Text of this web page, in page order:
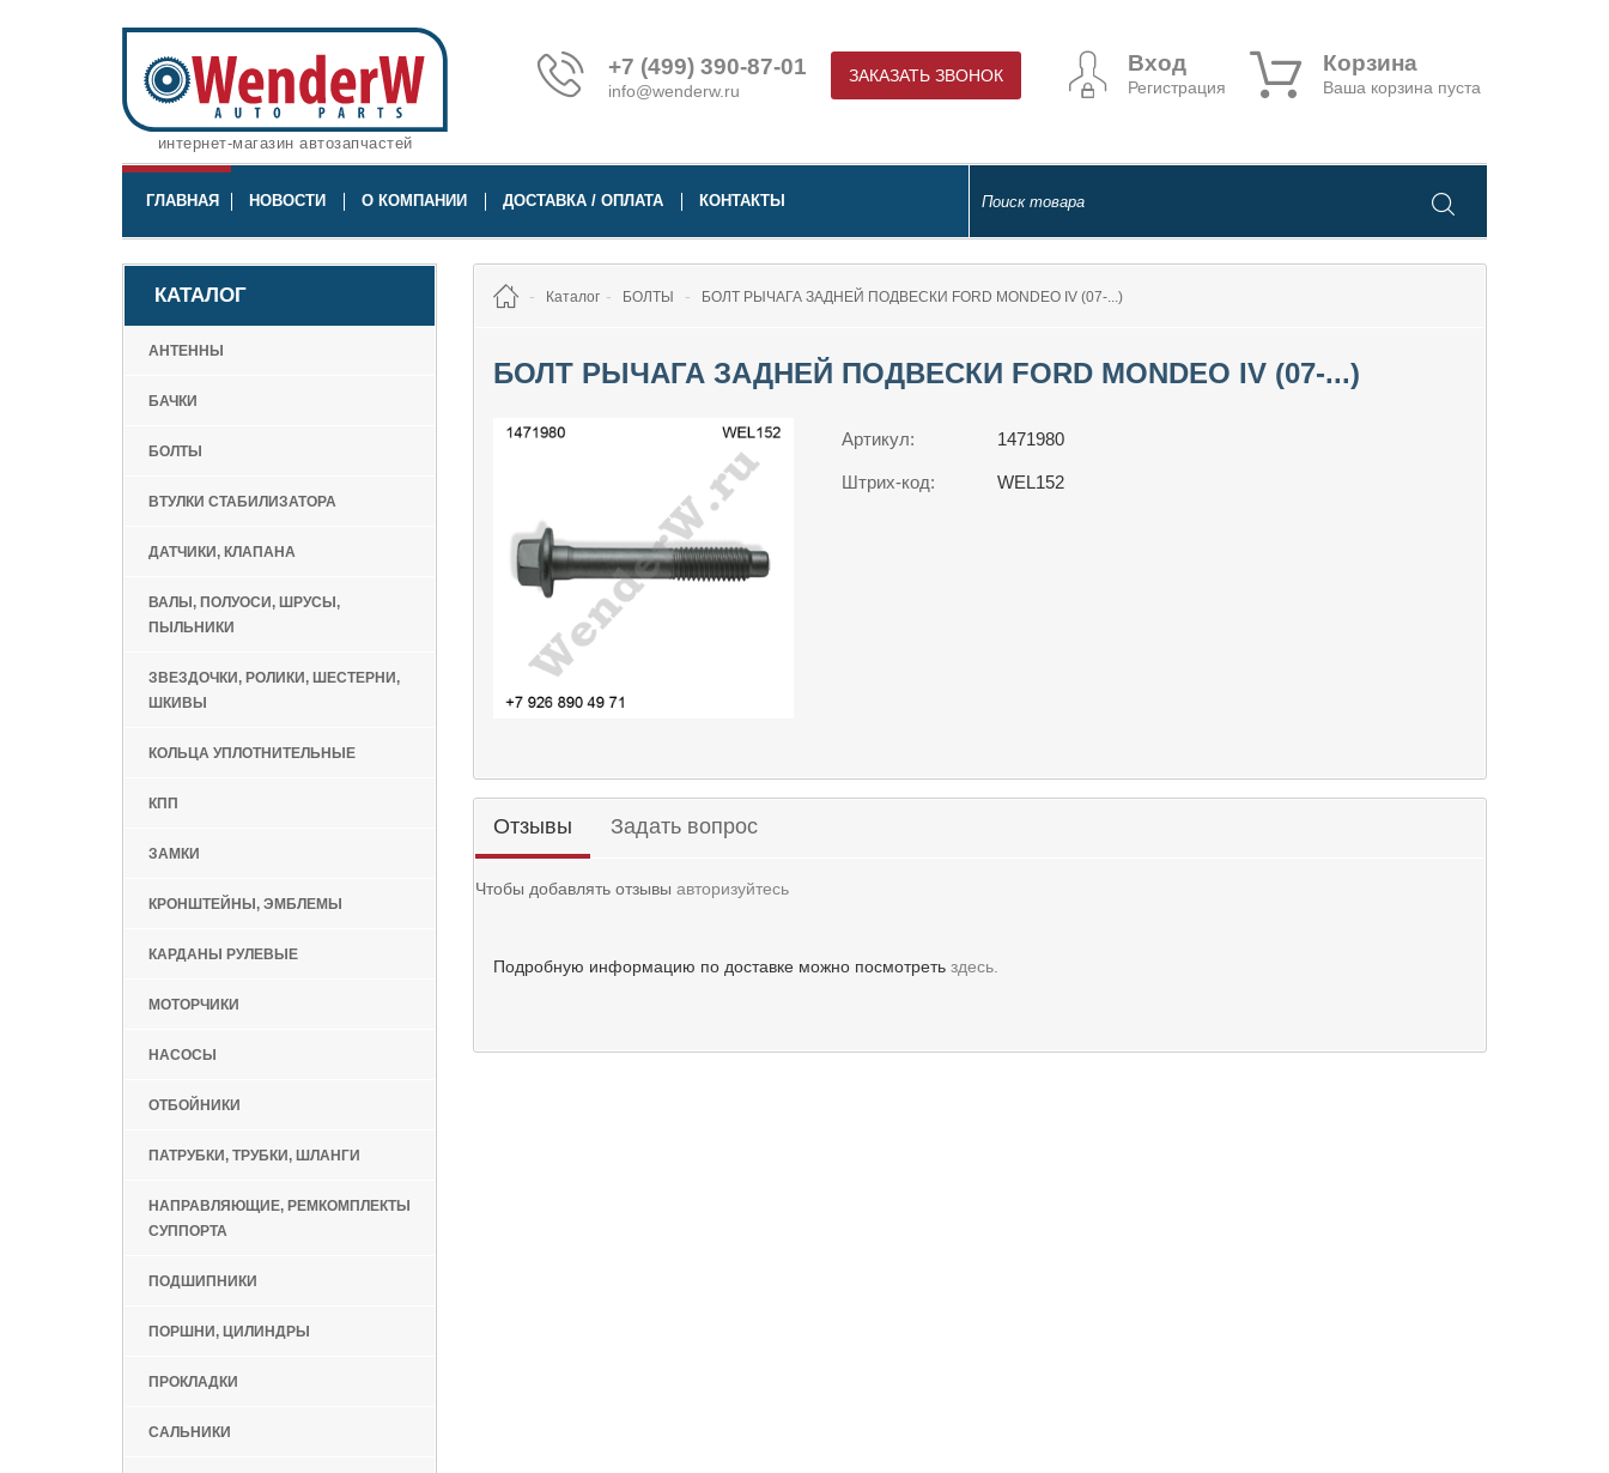
интернет-магазин автозапчастей
+7 (499) 390-87-01
info@wenderw.ru
ЗАКАЗАТЬ ЗВОНОК Вход
Регистрация
Корзина
Ваша корзина пуста
ГЛАВНАЯ НОВОСТИ О КОМПАНИИ ДОСТАВКА / ОПЛАТА КОНТАКТЫ
КАТАЛОГ
АНТЕННЫ
БАЧКИ
БОЛТЫ
ВТУЛКИ СТАБИЛИЗАТОРА
ДАТЧИКИ, КЛАПАНА
ВАЛЫ, ПОЛУОСИ, ШРУСЫ,
ПЫЛЬНИКИ
ЗВЕЗДОЧКИ, РОЛИКИ, ШЕСТЕРНИ,
ШКИВЫ
КОЛЬЦА УПЛОТНИТЕЛЬНЫЕ
КПП
ЗАМКИ
КРОНШТЕЙНЫ, ЭМБЛЕМЫ
КАРДАНЫ РУЛЕВЫЕ
МОТОРЧИКИ
НАСОСЫ
ОТБОЙНИКИ
ПАТРУБКИ, ТРУБКИ, ШЛАНГИ
НАПРАВЛЯЮЩИЕ, РЕМКОМПЛЕКТЫ
СУППОРТА
ПОДШИПНИКИ
ПОРШНИ, ЦИЛИНДРЫ
ПРОКЛАДКИ
САЛЬНИКИ
Каталог БОЛТЫ БОЛТ РЫЧАГА ЗАДНЕЙ ПОДВЕСКИ FORD MONDEO IV (07-...)
БОЛТ РЫЧАГА ЗАДНЕЙ ПОДВЕСКИ FORD MONDEO IV (07-...)
Артикул: 1471980
Штрих-код: WEL152
Отзывы Задать вопрос
Чтобы добавлять отзывы авторизуйтесь
Подробную информацию по доставке можно посмотреть здесь.